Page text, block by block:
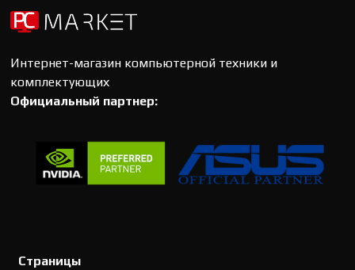
Интернет-магазин компьютерной техники и
комплектующих
Официальный партнер:
Страницы